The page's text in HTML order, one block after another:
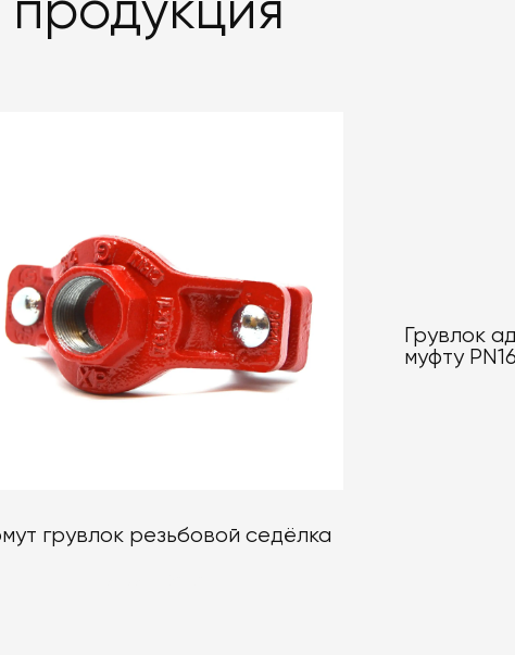
грувлок резьбовой седёлка
Грувлок
муфту